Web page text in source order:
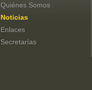
Quiénes Somos
Noticias
Enlaces
Secretarías